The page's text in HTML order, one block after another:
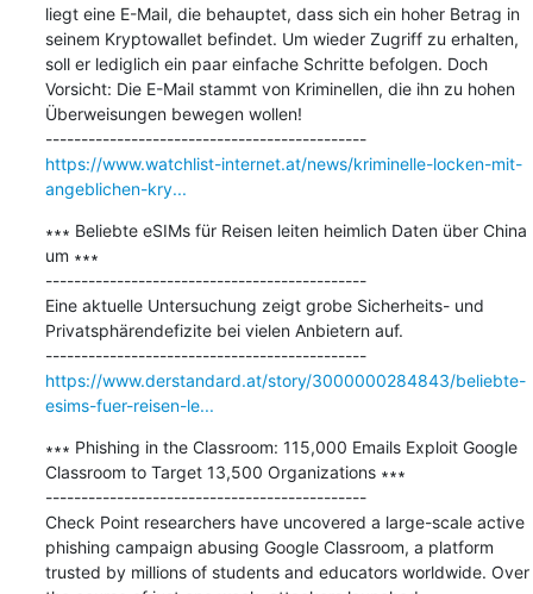
liegt eine E-Mail, die behauptet, dass sich ein hoher Betrag in
seinem Kryptowallet befindet. Um wieder Zugriff zu erhalten,
soll er lediglich ein paar einfache Schritte befolgen. Doch
Vorsicht: Die E-Mail stammt von Kriminellen, die ihn zu hohen
Überweisungen bewegen wollen!
---------------------------------------------
https://www.watchlist-internet.at/news/kriminelle-locken-mit-
angeblichen-kry...
∗∗∗ Beliebte eSIMs für Reisen leiten heimlich Daten über China
um ∗∗∗
---------------------------------------------
Eine aktuelle Untersuchung zeigt grobe Sicherheits- und
Privatsphärendefizite bei vielen Anbietern auf.
---------------------------------------------
https://www.derstandard.at/story/3000000284843/beliebte-
esims-fuer-reisen-le...
∗∗∗ Phishing in the Classroom: 115,000 Emails Exploit Google
Classroom to Target 13,500 Organizations ∗∗∗
---------------------------------------------
Check Point researchers have uncovered a large-scale active
phishing campaign abusing Google Classroom, a platform
trusted by millions of students and educators worldwide. Over